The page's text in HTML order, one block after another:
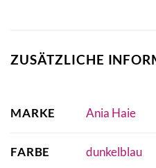
ZUSÄTZLICHE
MARKE Ania Haie
FARBE dunkelblau